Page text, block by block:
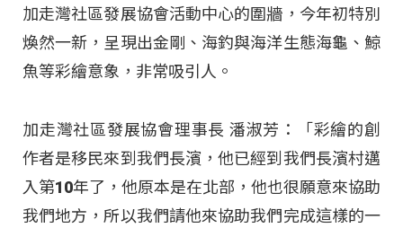
加走灣社區發展協會活動中心的圍牆，今年初特別
煥然一新，呈現出金剛、海釣與海洋生態海龜、鯨
魚等彩繪意象，非常吸引人。
加走灣社區發展協會理事長 潘淑芳：「彩繪的創
作者是移民來到我們長濱，他已經到我們長濱村邁
入第10年了，他原本是在北部，他也很願意來協助
我們地方，所以我們請他來協助我們完成這樣的一